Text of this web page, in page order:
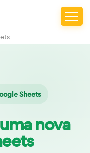
Sheets
uma nova